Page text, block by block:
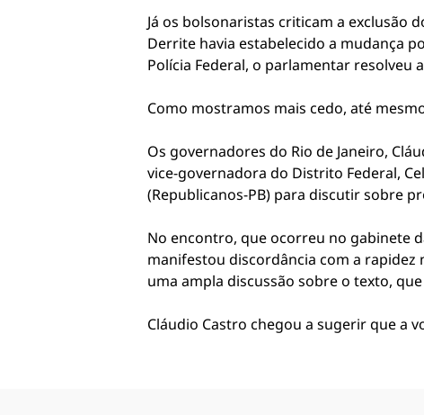
Já os bolsonaristas criticam a exclusão
Derrite havia estabelecido a mudança
Polícia Federal, o parlamentar resolveu
Como mostramos mais cedo, até
Os governadores do Rio de Janeiro,
vice-governadora do Distrito Federal,
(Republicanos-PB) para discutir sobre
No encontro, que ocorreu no gabinete
manifestou discordância com a rapidez
uma ampla discussão sobre o texto,
Cláudio Castro chegou a sugerir que a